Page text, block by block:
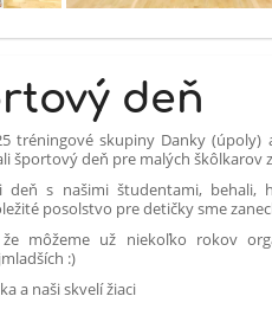
deň
tréningové skupiny Danky (úpoly)
športový deň pre malých škôlkarov
deň s našimi študentami, behali,
posolstvo pre detičky sme
že môžeme už niekoľko rokov
:)
a naši skvelí žiaci